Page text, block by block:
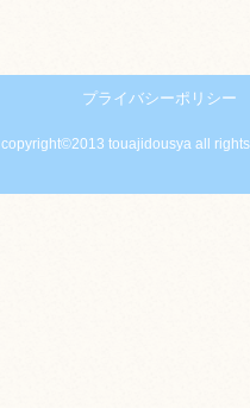
プライバシーポリシー
copyright©2013 touajidousya all